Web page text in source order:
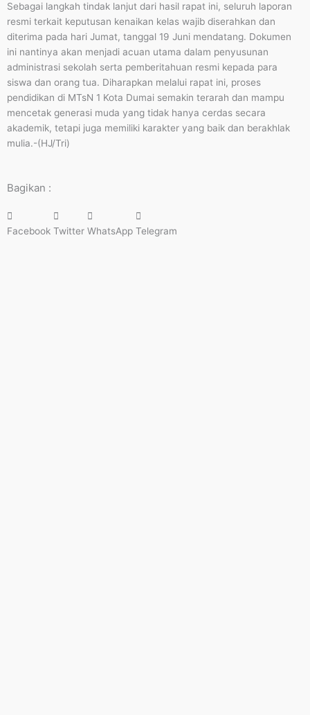
Sebagai langkah tindak lanjut dari hasil rapat ini, seluruh laporan
resmi terkait keputusan kenaikan kelas wajib diserahkan dan
diterima pada hari Jumat, tanggal 19 Juni mendatang. Dokumen
ini nantinya akan menjadi acuan utama dalam penyusunan
administrasi sekolah serta pemberitahuan resmi kepada para
siswa dan orang tua. Diharapkan melalui rapat ini, proses
pendidikan di MTsN 1 Kota Dumai semakin terarah dan mampu
mencetak generasi muda yang tidak hanya cerdas secara
akademik, tetapi juga memiliki karakter yang baik dan berakhlak
mulia.-(HJ/Tri)
Bagikan :
Facebook Twitter WhatsApp Telegram